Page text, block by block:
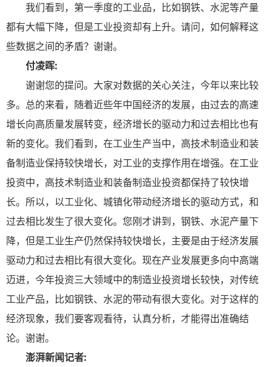
我们看到，第一季度的工业品，比如钢铁、水泥等产量
都有大幅下降，但是工业投资却有上升。请问，如何解释这
些数据之间的矛盾？谢谢。
付凌晖:
谢谢您的提问。大家对数据的关心关注，今年以来比较
多。总的来看，随着近些年中国经济的发展，由过去的高速
增长向高质量发展转变，经济增长的驱动力和过去相比也有
新的变化。我们看到，在工业生产当中，高技术制造业和装
备制造业保持较快增长，对工业的支撑作用在增强。在工业
投资中，高技术制造业和装备制造业投资都保持了较快增
长。所以，以工业化、城镇化带动经济增长的驱动方式，和
过去相比发生了很大变化。您刚才讲到，钢铁、水泥产量下
降，但是工业生产仍然保持较快增长，主要是由于经济发展
驱动力和过去相比有很大变化。现在产业发展更多向中高端
迈进，今年投资三大领域中的制造业投资增长较快，对传统
工业产品，比如钢铁、水泥的带动有很大变化。对于这样的
经济现象，我们要客观看待，认真分析，才能得出准确结
论。谢谢。
澎湃新闻记者: